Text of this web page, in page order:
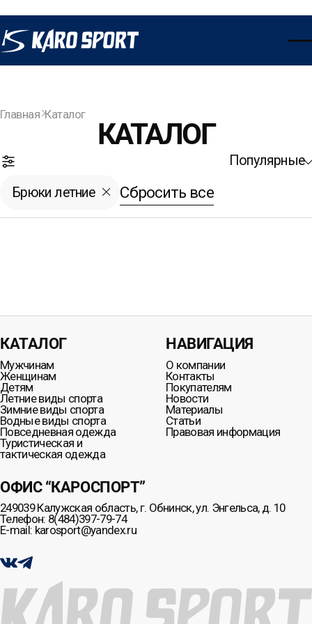
Главная Каталог
КАТАЛОГ
Брюки летние Сбросить все
Открыть фильтры
Популярные
КАТАЛОГ
Мужчинам
Женщинам
Детям
Летние виды спорта
Зимние виды спорта
Водные виды спорта
Повседневная одежда
Туристическая и
тактическая одежда
НАВИГАЦИЯ
О компании
Контакты
Покупателям
Новости
Материалы
Статьи
Правовая информация
ОФИС “КАРОСПОРТ”
249039 Калужская область, г. Обнинск, ул. Энгельса, д. 10
Телефон: 8(484)397-79-74
E-mail: karosport@yandex.ru